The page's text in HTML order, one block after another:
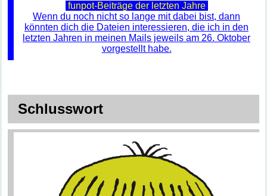
funpot-Beiträge der letzten Jahre
Wenn du noch nicht so lange mit dabei bist, dann
könnten dich die Dateien interessieren, die ich in den
letzten Jahren in meinen Mails jeweils am 26. Oktober
vorgestellt habe.
Schlusswort